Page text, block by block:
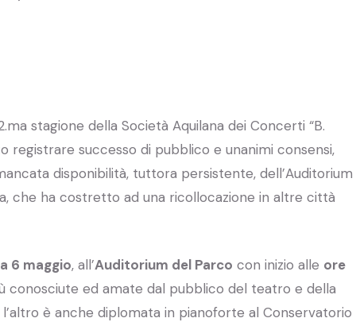
stagione della Società Aquilana dei Concerti “B.
registrare successo di pubblico e unanimi consensi,
disponibilità, tuttora persistente, dell’Auditorium
che ha costretto ad una ricollocazione in altre città
6 maggio, all’Auditorium del Parco con inizio alle ore
conosciute ed amate dal pubblico del teatro e della
è anche diplomata in pianoforte al Conservatorio